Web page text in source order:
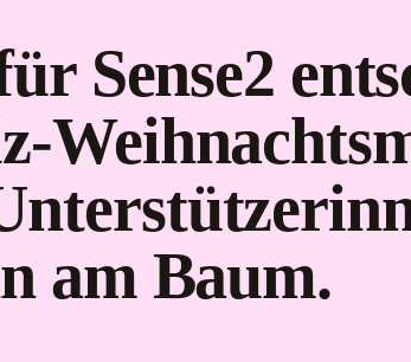
Sense2
am Baum.